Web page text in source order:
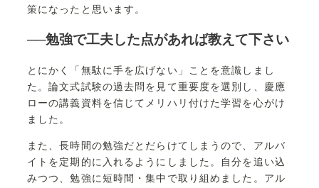
策になったと思います。
──勉強で工夫した点があれば教えて下さい
とにかく「無駄に手を広げない」ことを意識しまし
た。論文式試験の過去問を見て重要度を選別し、慶應
ローの講義資料を信じてメリハリ付けた学習を心がけ
ました。
また、長時間の勉強だとだらけてしまうので、アルバ
イトを定期的に入れるようにしました。自分を追い込
みつつ、勉強に短時間・集中で取り組めました。アル